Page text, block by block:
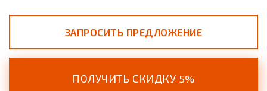
ЗАПРОСИТЬ ПРЕДЛОЖЕНИЕ
ПОЛУЧИТЬ СКИДКУ 5%